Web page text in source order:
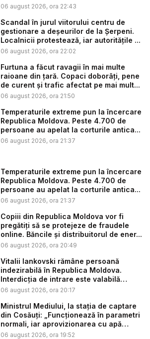
06 august 2026, ora 22:43
Scandal în jurul viitorului centru de
gestionare a deșeurilor de la Șerpeni.
Localnicii protestează, iar autoritățile ...
06 august 2026, ora 22:02
Furtuna a făcut ravagii în mai multe
raioane din țară. Copaci doborâți, pene
de curent și trafic afectat pe mai mult...
06 august 2026, ora 21:50
Temperaturile extreme pun la încercare
Republica Moldova. Peste 4.700 de
persoane au apelat la corturile antica...
06 august 2026, ora 21:37
Temperaturile extreme pun la încercare
Republica Moldova. Peste 4.700 de
persoane au apelat la corturile antica...
06 august 2026, ora 21:37
Copiii din Republica Moldova vor fi
pregătiți să se protejeze de fraudele
online. Băncile și distribuitorul de ener...
06 august 2026, ora 20:49
Vitalii Iankovski rămâne persoană
indezirabilă în Republica Moldova.
Interdicția de intrare este valabilă
până...
06 august 2026, ora 20:17
Ministrul Mediului, la stația de captare
din Cosăuți: „Funcționează în parametri
normali, iar aprovizionarea cu apă
este...
06 august 2026, ora 19:52